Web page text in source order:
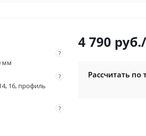
?
мм
?
16, профиль
?
4 790 руб.
Рассчитать по